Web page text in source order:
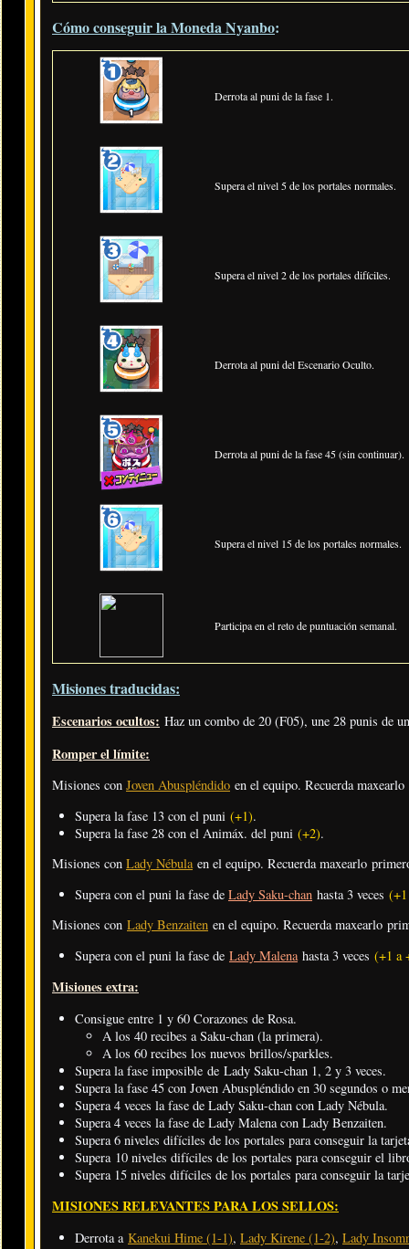
Cómo conseguir la Moneda Nyanbo:
Derrota al puni de la fase 1.
Supera el nivel 5 de los portales normales.
Supera el nivel 2 de los portales difíciles.
Derrota al puni del Escenario Oculto.
Derrota al puni de la fase 45 (sin continuar).
Supera el nivel 15 de los portales normales.
Participa en el reto de puntuación semanal.
Misiones traducidas:
Escenarios ocultos: Haz un combo de 20 (F05), une 28 punis de
Romper el límite:
Misiones con Joven Abuspléndido en el equipo. Recuerda
Supera la fase 13 con el puni (+1).
Supera la fase 28 con el Animáx. del puni (+2).
Misiones con Lady Nébulaen el equipo. Recuerda maxearlo
Supera con el puni la fase de Lady Saku-chan hasta 3 veces
Misiones con Lady Benzaiten en el equipo. Recuerda maxearlo
Supera con el puni la fase de Lady Malena hasta 3 veces (+1 a
Misiones extra:
Consigue entre 1 y 60 Corazones de Rosa.
A los 40 recibes a Saku-chan (la primera).
A los 60 recibes los nuevos brillos/sparkles.
Supera la fase imposible de Lady Saku-chan 1, 2 y 3 veces.
Supera la fase 45 con Joven Abuspléndido en 30 segundos o
Supera 4 veces la fase de Lady Saku-chan con Lady Nébula.
Supera 4 veces la fase de Lady Malena con Lady Benzaiten.
Supera 6 niveles difíciles de los portales para conseguir la
Supera 10 niveles difíciles de los portales para conseguir el
Supera 15 niveles difíciles de los portales para conseguir la
MISIONES RELEVANTES PARA LOS SELLOS:
Derrota a Kanekui Hime (1-1), Lady Kirene (1-2), Lady